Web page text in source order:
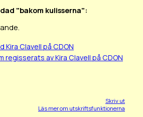
"bakom kulisserna":
Kira Clavell på CDON
regisserats av Kira Clavell på CDON
Skriv ut
Läs mer om utskriftsfunktionerna